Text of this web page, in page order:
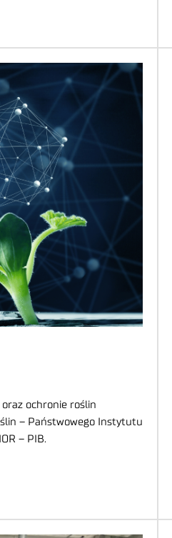
ochronie roślin
– Państwowego Instytutu
– PIB.